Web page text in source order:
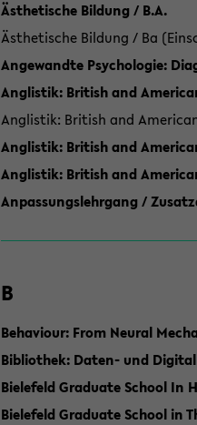
Ästhetische Bildung / B.A.
Ästhetische Bildung / Ba
Angewandte Psychologie:
Anglistik: British and
Anglistik: British and
Anglistik: British and
Anglistik: British and
Anpassungslehrgang /
B
Behaviour: From Neural
Bibliothek: Daten- und
Bielefeld Graduate School In
Bielefeld Graduate School in